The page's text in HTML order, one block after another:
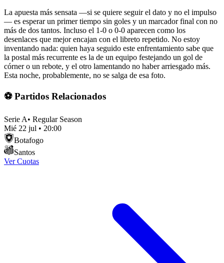
La apuesta más sensata —si se quiere seguir el dato y no el impulso
— es esperar un primer tiempo sin goles y un marcador final con no
más de dos tantos. Incluso el 1-0 o 0-0 aparecen como los
desenlaces que mejor encajan con el libreto repetido. No estoy
inventando nada: quien haya seguido este enfrentamiento sabe que
la postal más recurrente es la de un equipo festejando un gol de
córner o un rebote, y el otro lamentando no haber arriesgado más.
Esta noche, probablemente, no se salga de esa foto.
⚽ Partidos Relacionados
Serie A• Regular Season
Mié 22 jul • 20:00
Botafogo
Santos
Ver Cuotas